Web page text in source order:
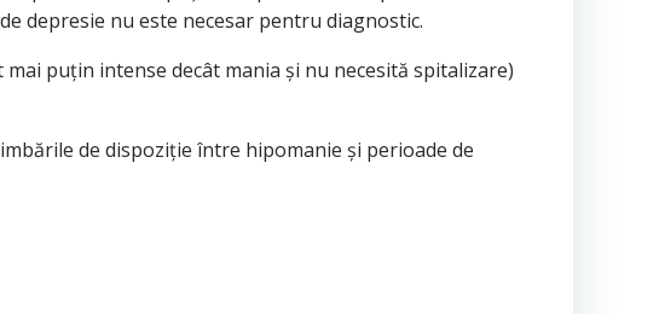
depresie nu este necesar pentru diagnostic.
puțin intense decât mania și nu necesită spitalizare)
de dispoziție între hipomanie și perioade de